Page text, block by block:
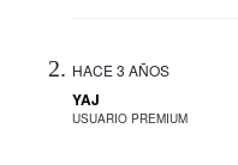
HACE 3 AÑOS
YAJ
USUARIO PREMIUM